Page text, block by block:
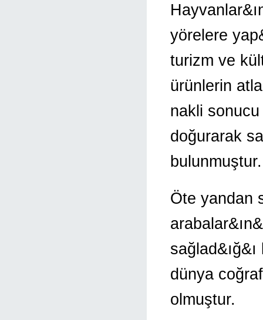
yörelere
turizm ve
ürünlerin
nakli
doğurarak
bulunmuştur.
Öte yandan
dünya
olmuştur.